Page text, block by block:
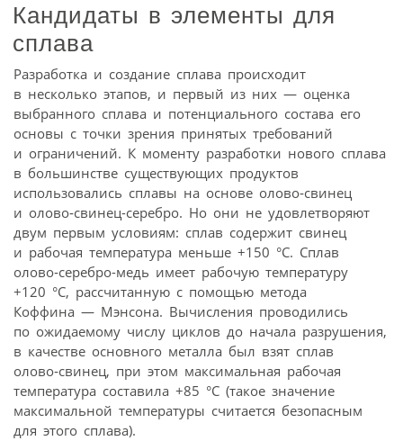
Кандидаты в элементы для
сплава
Разработка и создание сплава происходит
в несколько этапов, и первый из них — оценка
выбранного сплава и потенциального состава его
основы с точки зрения принятых требований
и ограничений. К моменту разработки нового сплава
в большинстве существующих продуктов
использовались сплавы на основе олово‑свинец
и олово‑свинец-серебро. Но они не удовлетворяют
двум первым условиям: сплав содержит свинец
и рабочая температура меньше +150 °C. Сплав
олово‑серебро-медь имеет рабочую температуру
+120 °C, рассчитанную с помощью метода
Коффина — Мэнсона. Вычисления проводились
по ожидаемому числу циклов до начала разрушения,
в качестве основного металла был взят сплав
олово‑свинец, при этом максимальная рабочая
температура составила +85 °C (такое значение
максимальной температуры считается безопасным
для этого сплава).